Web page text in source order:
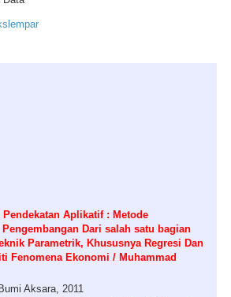
Aplikatif : Metode
Dari salah satu bagian
Parametrik, Khususnya Regresi Dan
Fenomena Ekonomi / Muhammad
Aksara, 2011